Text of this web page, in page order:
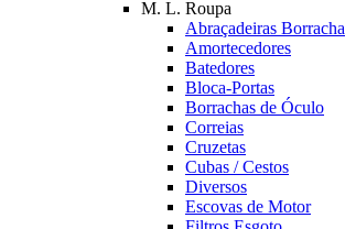
M. L. Roupa
Abraçadeiras Borracha
Amortecedores
Batedores
Bloca-Portas
Borrachas de Óculo
Correias
Cruzetas
Cubas / Cestos
Diversos
Escovas de Motor